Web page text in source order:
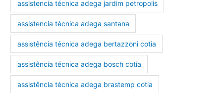
assistencia técnica adega jardim petropolis
assistencia técnica adega santana
assistência técnica adega bertazzoni cotia
assistência técnica adega bosch cotia
assistência técnica adega brastemp cotia